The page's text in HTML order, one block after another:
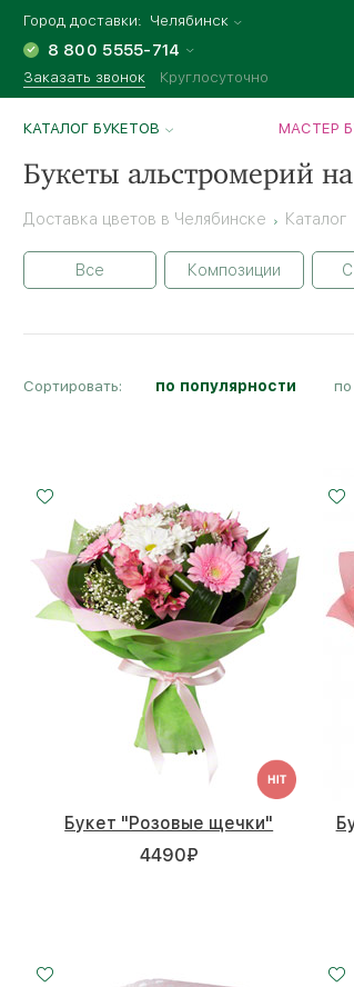
Город доставки: Челябинск
8 800 5555-714
Заказать звонок Круглосуточно
КАТАЛОГ БУКЕТОВ МАСТЕР
Букеты альстромерий
Доставка цветов в Челябинске Каталог
Все Композиции
Сортировать: по популярности
20 - 35 см
Букет "Розовые щечки"
4490₽